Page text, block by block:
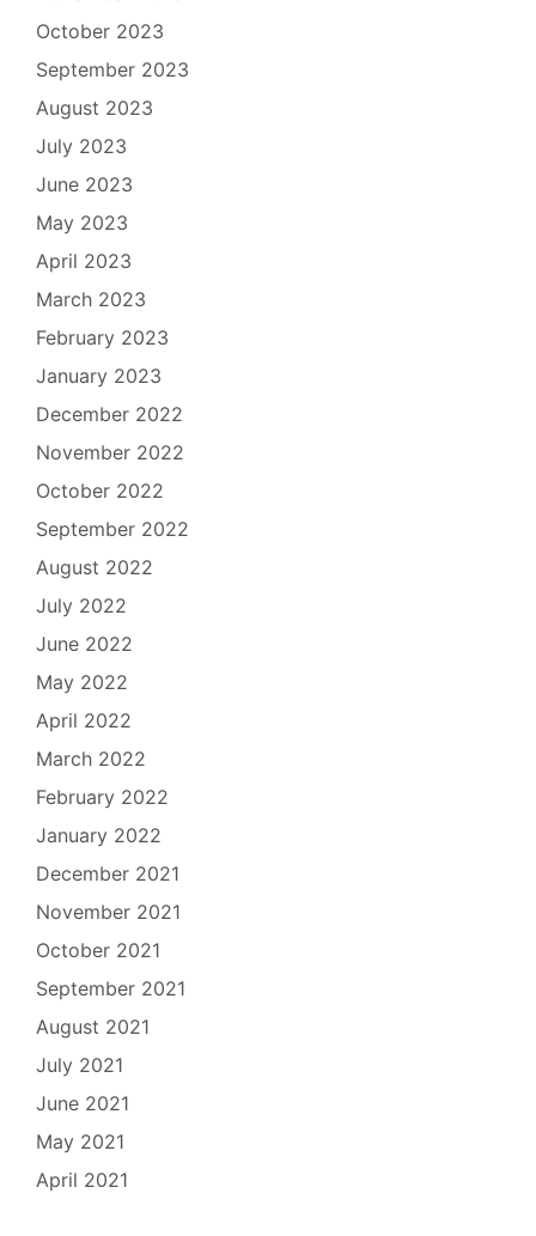
October 2023
September 2023
August 2023
July 2023
June 2023
May 2023
April 2023
March 2023
February 2023
January 2023
December 2022
November 2022
October 2022
September 2022
August 2022
July 2022
June 2022
May 2022
April 2022
March 2022
February 2022
January 2022
December 2021
November 2021
October 2021
September 2021
August 2021
July 2021
June 2021
May 2021
April 2021